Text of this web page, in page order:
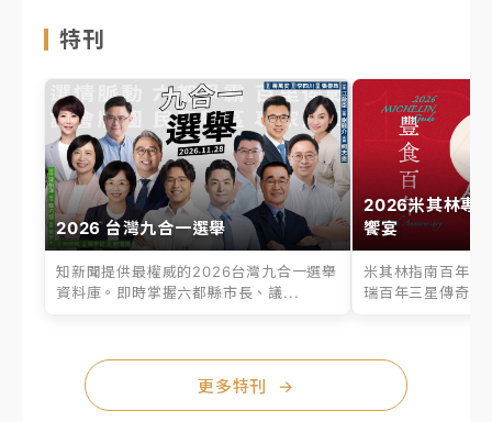
特刊
2026 台灣九合一選舉
知新聞提供最權威的2026台灣九合一選舉
資料庫。即時掌握六都縣市長、議...
2026米其林專
饗宴
米其林指南百年之
瑞百年三星傳奇、
更多特刊 →